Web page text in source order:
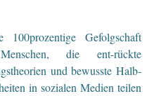
100prozentige Gefolgschaft
die ent-rückte
und bewusste Halb-
in sozialen Medien teilen